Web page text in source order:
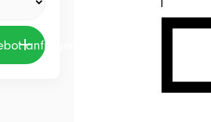
anfragen